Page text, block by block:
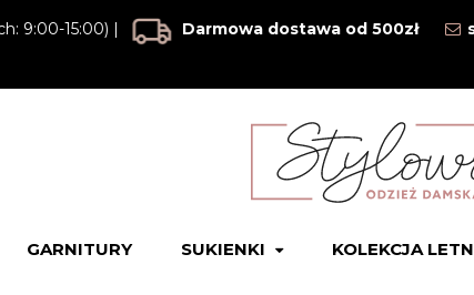
9:00-15:00) | Darmowa dostawa od 500zł
GARNITURY SUKIENKI KOLEKCJA